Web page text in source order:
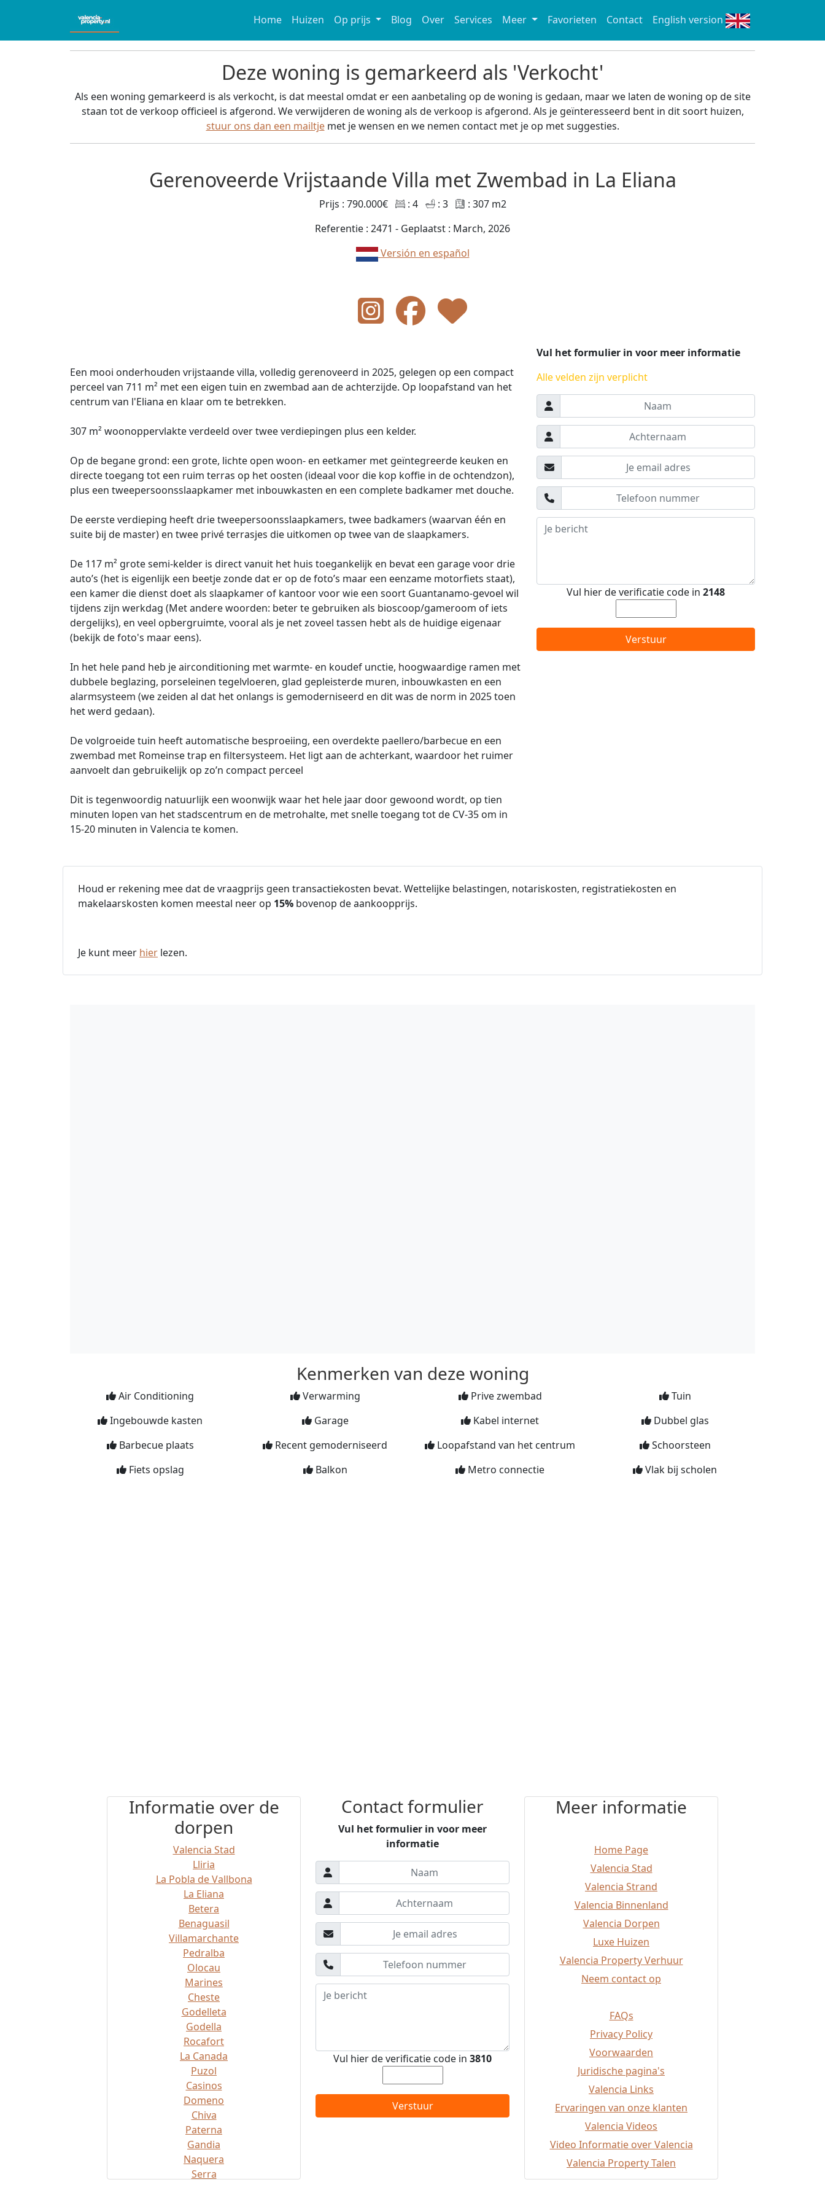
Home Huizen Op prijs Blog Over Services Meer Favorieten Contact English version
Deze woning is gemarkeerd als 'Verkocht'
Als een woning gemarkeerd is als verkocht, is dat meestal omdat er een aanbetaling op de woning is gedaan, maar we laten de woning op de site
staan tot de verkoop officieel is afgerond. We verwijderen de woning als de verkoop is afgerond. Als je geïnteresseerd bent in dit soort huizen,
stuur ons dan een mailtjemet je wensen en we nemen contact met je op met suggesties.
Gerenoveerde Vrijstaande Villa met Zwembad in La Eliana
Prijs : 790.000€ : 4 : 3
: 307 m2
Referentie : 2471 - Geplaatst : March, 2026
Versión en español
Een mooi onderhouden vrijstaande villa, volledig gerenoveerd in 2025, gelegen op een compact
perceel van 711 m² met een eigen tuin en zwembad aan de achterzijde. Op loopafstand van het
centrum van l'Eliana en klaar om te betrekken.
307 m² woonoppervlakte verdeeld over twee verdiepingen plus een kelder.
Op de begane grond: een grote, lichte open woon- en eetkamer met geïntegreerde keuken en
directe toegang tot een ruim terras op het oosten (ideaal voor die kop koffie in de ochtendzon),
plus een tweepersoonsslaapkamer met inbouwkasten en een complete badkamer met douche.
De eerste verdieping heeft drie tweepersoonsslaapkamers, twee badkamers (waarvan één en
suite bij de master) en twee privé terrasjes die uitkomen op twee van de slaapkamers.
De 117 m² grote semi-kelder is direct vanuit het huis toegankelijk en bevat een garage voor drie
auto’s (het is eigenlijk een beetje zonde dat er op de foto’s maar een eenzame motorfiets staat),
een kamer die dienst doet als slaapkamer of kantoor voor wie een soort Guantanamo-gevoel wil
tijdens zijn werkdag (Met andere woorden: beter te gebruiken als bioscoop/gameroom of iets
dergelijks), en veel opbergruimte, vooral als je net zoveel tassen hebt als de huidige eigenaar
(bekijk de foto's maar eens).
In het hele pand heb je airconditioning met warmte- en koudef unctie, hoogwaardige ramen met
dubbele beglazing, porseleinen tegelvloeren, glad gepleisterde muren, inbouwkasten en een
alarmsysteem (we zeiden al dat het onlangs is gemoderniseerd en dit was de norm in 2025 toen
het werd gedaan).
De volgroeide tuin heeft automatische besproeiing, een overdekte paellero/barbecue en een
zwembad met Romeinse trap en filtersysteem. Het ligt aan de achterkant, waardoor het ruimer
aanvoelt dan gebruikelijk op zo’n compact perceel
Dit is tegenwoordig natuurlijk een woonwijk waar het hele jaar door gewoond wordt, op tien
minuten lopen van het stadscentrum en de metrohalte, met snelle toegang tot de CV-35 om in
15-20 minuten in Valencia te komen.
Vul het formulier in voor meer informatie
Alle velden zijn verplicht
Vul hier de verificatie code in 2148
Verstuur
Houd er rekening mee dat de vraagprijs geen transactiekosten bevat. Wettelijke belastingen, notariskosten, registratiekosten en
makelaarskosten komen meestal neer op 15% bovenop de aankoopprijs.
Je kunt meer hier lezen.
Kenmerken van deze woning
Air Conditioning Verwarming Prive zwembad
Tuin
Ingebouwde kasten
Garage Kabel internet
Dubbel glas
Barbecue plaats
Recent gemoderniseerd Loopafstand van het centrum
Schoorsteen
Fiets opslag
Balkon Metro connectie Vlak bij scholen
Informatie over de
dorpen
Valencia Stad
Lliria
La Pobla de Vallbona
La Eliana
Betera
Benaguasil
Villamarchante
Pedralba
Olocau
Marines
Cheste
Godelleta
Godella
Rocafort
La Canada
Puzol
Casinos
Domeno
Chiva
Paterna
Gandia
Naquera
Serra
Contact formulier
Vul het formulier in voor meer
informatie
Vul hier de verificatie code in 3810
Verstuur
Meer informatie
Home Page
Valencia Stad
Valencia Strand
Valencia Binnenland
Valencia Dorpen
Luxe Huizen
Valencia Property Verhuur
Neem contact op
FAQs
Privacy Policy
Voorwaarden
Juridische pagina's
Valencia Links
Ervaringen van onze klanten
Valencia Videos
Video Informatie over Valencia
Valencia Property Talen